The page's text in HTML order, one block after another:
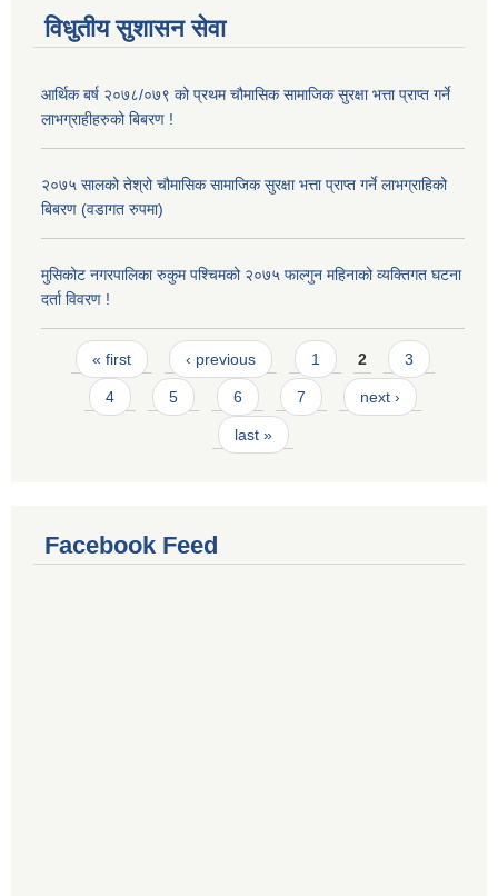
विधुतीय सुशासन सेवा
आर्थिक बर्ष २०७८/०७९ को प्रथम चौमासिक सामाजिक सुरक्षा भत्ता प्राप्त गर्ने
लाभग्राहीहरुको बिबरण !
२०७५ सालको तेश्रो चौमासिक सामाजिक सुरक्षा भत्ता प्राप्त गर्ने लाभग्राहिको
बिबरण (वडागत रुपमा)
मुसिकोट नगरपालिका रुकुम पश्चिमको २०७५ फाल्गुन महिनाको व्यक्तिगत घटना
दर्ता विवरण !
Pages
« first ‹ previous 1 2 3
4 5 6 7 next ›
last »
Facebook Feed